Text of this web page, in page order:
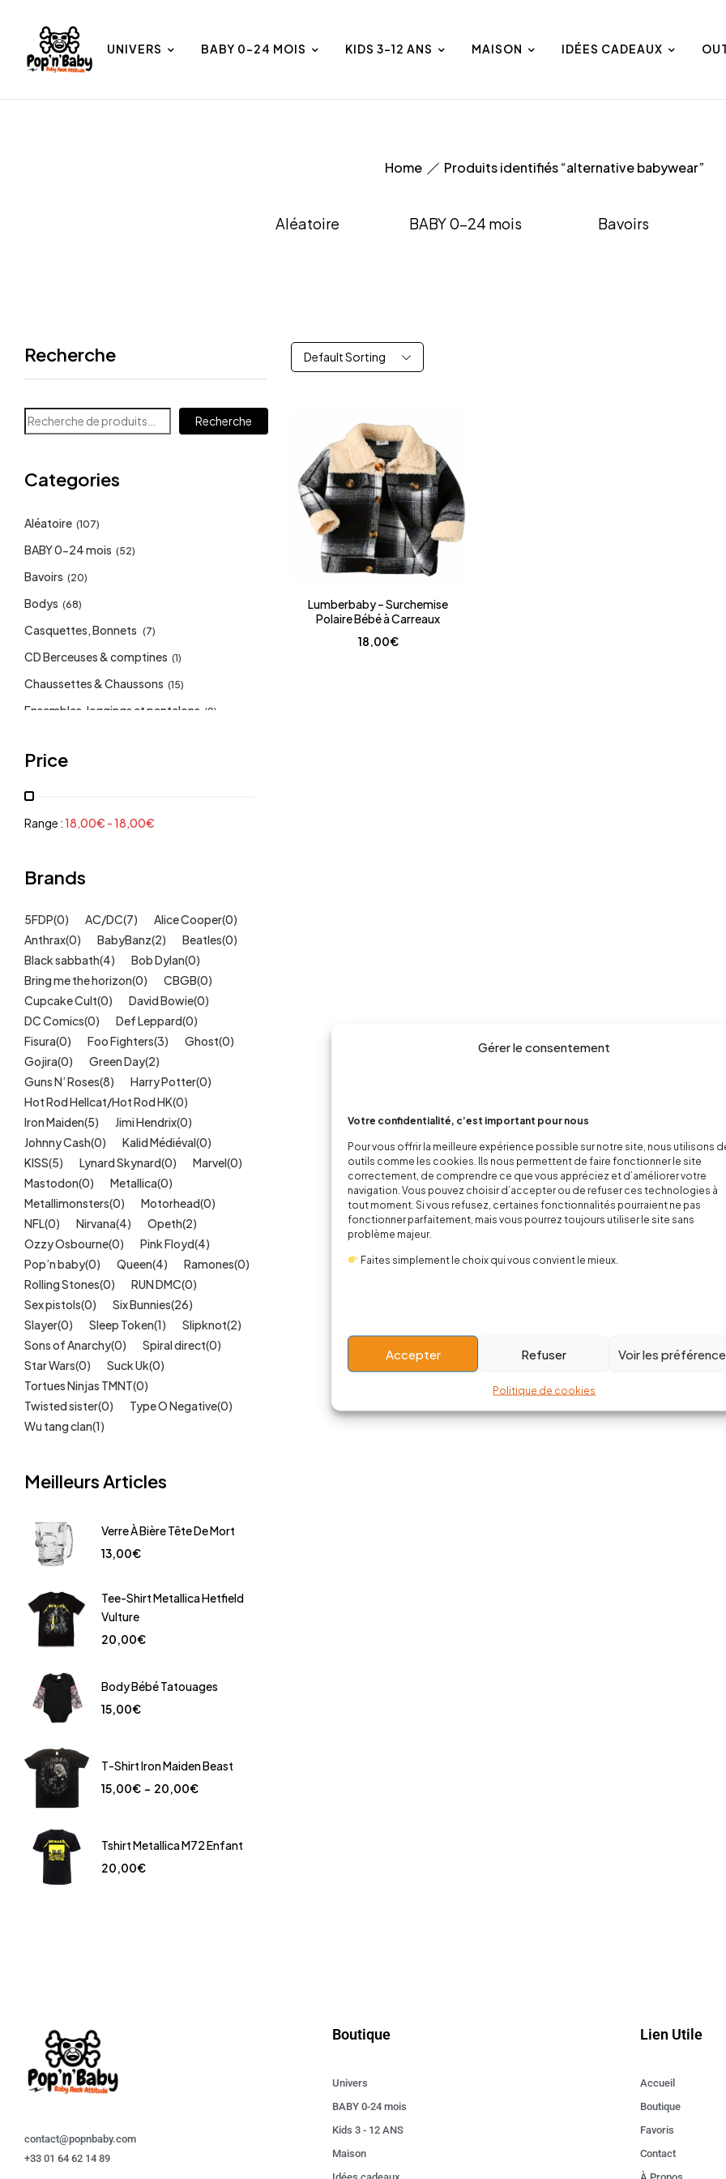
Gérer le consentement
Votre confidentialité, c’est important pour nous
Pour vous offrir la meilleure expérience possible sur notre site, nous utilisons
outils comme les cookies. Ils nous permettent de faire fonctionner le site
correctement, de comprendre ce que vous appréciez et d’améliorer votre
navigation. Vous pouvez choisir d’accepter ou de refuser ces technologies à
tout moment. Si vous refusez, certaines fonctionnalités pourraient ne pas
fonctionner parfaitement, mais vous pourrez toujours utiliser le site sans
problème majeur.
Faites simplement le choix qui vous convient le mieux.
Accepter Refuser Voir les
Politique de cookies
UNIVERS BABY 0-24 MOIS KIDS 3-12 ANS MAISON IDÉES CADEAUX
Home Produits identifiés “alternative babywear”
Aléatoire BABY 0-24 mois Bavoirs
Recherche
Recherche
Categories
Aléatoire (107)
BABY 0-24 mois (52)
Bavoirs (20)
Bodys (68)
Casquettes, Bonnets (7)
CD Berceuses & comptines (1)
Chaussettes & Chaussons (15)
Ensembles, leggings et pantalons (9)
Mode Fille
Mode Garçon
Sweat, pulls, gilets (6)
Tétines (11)
Kids (209)
Outlet (40)
Univers (422)
Price
Range :18,00€ -18,00€
Brands
5FDP(0) AC/DC(7) Alice Cooper(0)
Anthrax(0) BabyBanz(2) Beatles(0)
Black sabbath(4) Bob Dylan(0)
Bring me the horizon(0) CBGB(0)
Cupcake Cult(0) David Bowie(0)
DC Comics(0) Def Leppard(0)
Fisura(0) Foo Fighters(3) Ghost(0)
Gojira(0) Green Day(2)
Guns N’ Roses(8) Harry Potter(0)
Hot Rod Hellcat/Hot Rod HK(0)
Iron Maiden(5) Jimi Hendrix(0)
Johnny Cash(0) Kalid Médiéval(0)
KISS(5) Lynard Skynard(0) Marvel(0)
Mastodon(0) Metallica(0)
Metallimonsters(0) Motorhead(0)
NFL(0) Nirvana(4) Opeth(2)
Ozzy Osbourne(0) Pink Floyd(4)
Pop’n baby(0) Queen(4) Ramones(0)
Rolling Stones(0) RUN DMC(0)
Sex pistols(0) Six Bunnies(26)
Slayer(0) Sleep Token(1) Slipknot(2)
Sons of Anarchy(0) Spiral direct(0)
Star Wars(0) Suck Uk(0)
Tortues Ninjas TMNT(0)
Twisted sister(0) Type O Negative(0)
Wu tang clan(1)
Meilleurs Articles
Verre À Bière Tête De Mort
13,00€
Tee-Shirt Metallica Hetfield
Vulture
20,00€
Body Bébé Tatouages
15,00€
T-Shirt Iron Maiden Beast
15,00€ – 20,00€
Tshirt Metallica M72 Enfant
20,00€
Default Sorting
Lumberbaby – Surchemise
Polaire Bébé à Carreaux
18,00€
contact@popnbaby.com
+33 01 64 62 14 89
Boutique
Univers
BABY 0-24 mois
Kids 3 - 12 ANS
Maison
Lien Utile
Accueil
Boutique
Favoris
Contact